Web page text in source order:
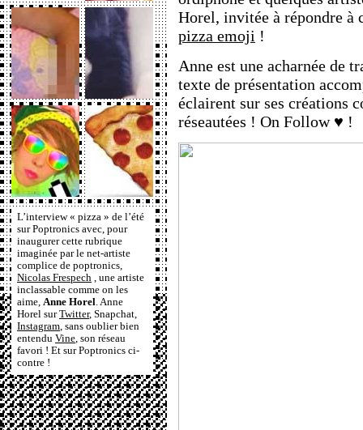
L’interview « pizza » de l’été
sur Poptronics avec, pour
inaugurer cette rubrique
imaginée par le net-artiste
complice de poptronics,
Nicolas Frespech , une artiste
inclassable comme on les
aime, Anne Horel. Anne
Horel surTwitter, Snapchat,
Instagram, sans oublier bien
entendu Vine, son réseau
favori ! Et sur Poptronics ci-
contre !
Horel, invitée à répondre à
pizza emoji !
Anne est une acharnée de
texte de présentation
éclairent sur ses créations
réseautées ! On Follow ♥ !